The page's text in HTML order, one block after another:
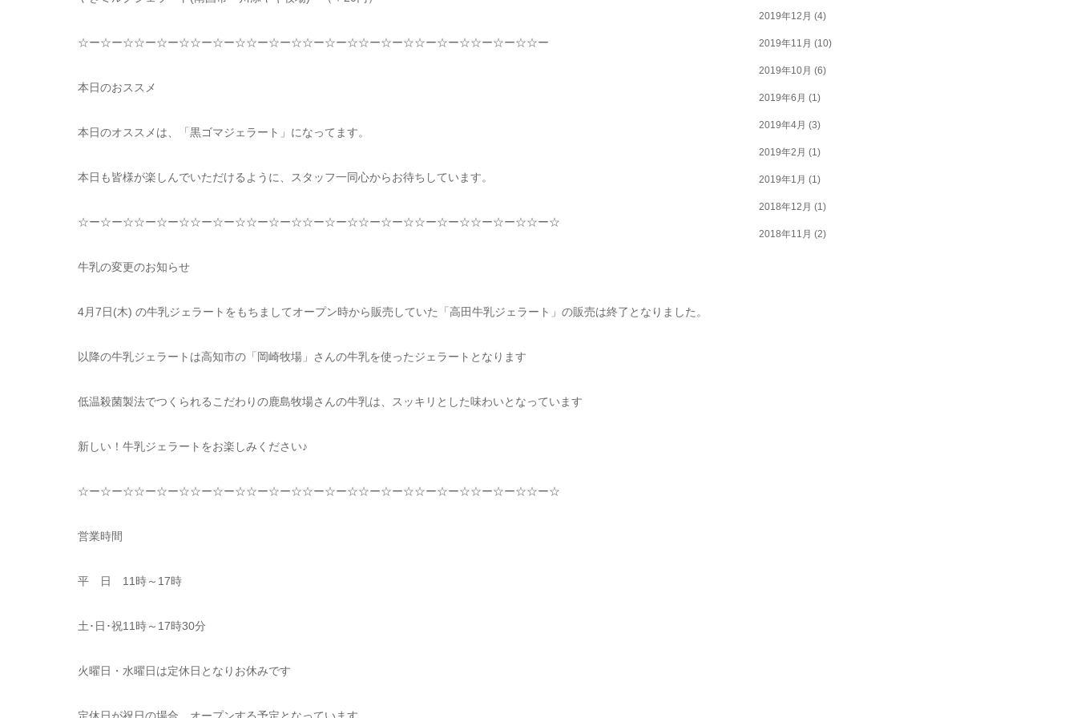
☆ー☆ー☆☆ー☆ー☆☆ー☆ー☆☆ー☆ー☆☆ー☆ー☆☆ー☆ー☆☆ー☆ー☆☆ー☆ー☆☆ー
本日のおススメ
本日のオススメは、「黒ゴマジェラート」になってます。
本日も皆様が楽しんでいただけるように、スタッフ一同心からお待ちしています。
☆ー☆ー☆☆ー☆ー☆☆ー☆ー☆☆ー☆ー☆☆ー☆ー☆☆ー☆ー☆☆ー☆ー☆☆ー☆ー☆☆ー☆
牛乳の変更のお知らせ
4月7日(木) の牛乳ジェラートをもちましてオープン時から販売していた「高田牛乳ジェラート」の販売は終了となりました。
以降の牛乳ジェラートは高知市の「岡崎牧場」さんの牛乳を使ったジェラートとなります
低温殺菌製法でつくられるこだわりの鹿島牧場さんの牛乳は、スッキリとした味わいとなっています
新しい！牛乳ジェラートをお楽しみください♪
☆ー☆ー☆☆ー☆ー☆☆ー☆ー☆☆ー☆ー☆☆ー☆ー☆☆ー☆ー☆☆ー☆ー☆☆ー☆ー☆☆ー☆
営業時間
平 日 11 時～ 17時
土･日･祝11 時～ 17時30分
火曜日・水曜日は定休日となりお休みです
2019年12月 (4)
2019年11月 (10)
2019年10月 (6)
2019年6月 (1)
2019年4月 (3)
2019年2月 (1)
2019年1月 (1)
2018年12月 (1)
2018年11月 (2)